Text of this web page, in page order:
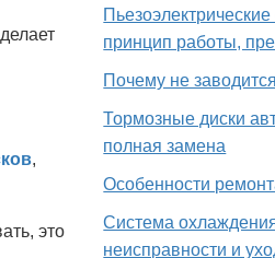
,
это
принцип работы,
Почему не
Тормозные диски
полная замена
Особенности
Система
неисправности и